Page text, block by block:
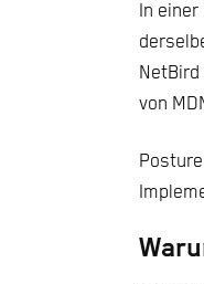
In
von